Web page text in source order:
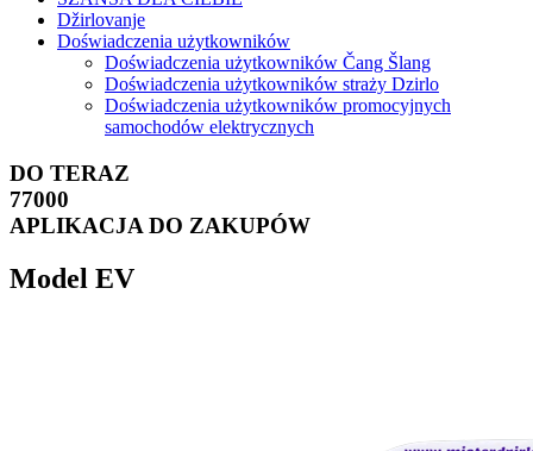
Džirlovanje
Doświadczenia użytkowników
Doświadczenia użytkowników Čang Šlang
Doświadczenia użytkowników straży Dzirlo
Doświadczenia użytkowników promocyjnych
samochodów elektrycznych
DO TERAZ
77000
APLIKACJA DO ZAKUPÓW
Model EV